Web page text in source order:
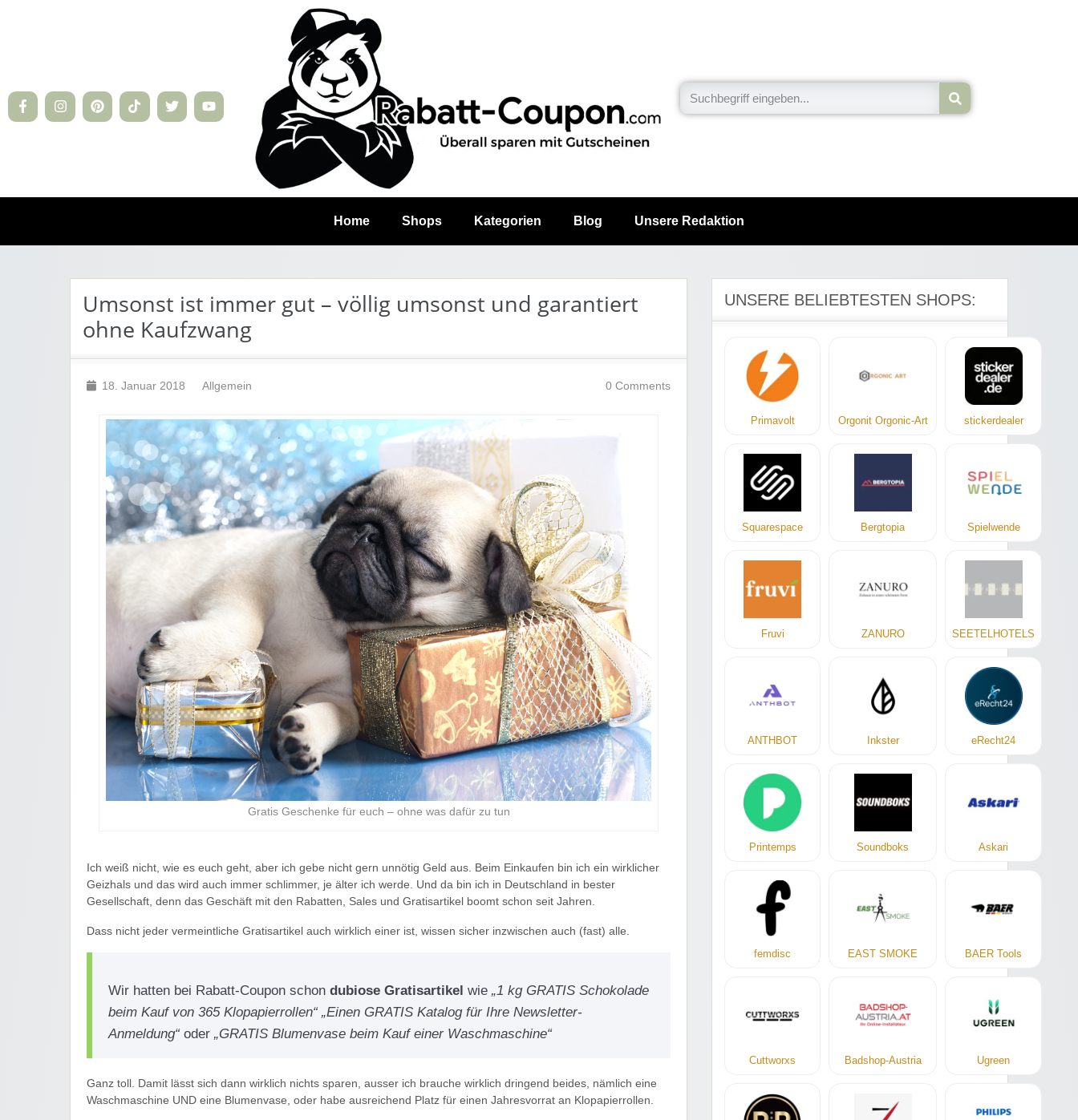
Home Shops Kategorien Blog Unsere Redaktion
Umsonst ist immer gut – völlig umsonst und garantiert
ohne Kaufzwang
18. Januar 2018 Allgemein 0 Comments
Gratis Geschenke für euch – ohne was dafür zu tun
Ich weiß nicht, wie es euch geht, aber ich gebe nicht gern unnötig Geld aus. Beim Einkaufen bin ich ein wirklicher
Geizhals und das wird auch immer schlimmer, je älter ich werde. Und da bin ich in Deutschland in bester
Gesellschaft, denn das Geschäft mit den Rabatten, Sales und Gratisartikel boomt schon seit Jahren.
Dass nicht jeder vermeintliche Gratisartikel auch wirklich einer ist, wissen sicher inzwischen auch (fast) alle.
Wir hatten bei Rabatt-Coupon schondubiose Gratisartikel wie„1 kg GRATIS Schokolade
beim Kauf von 365 Klopapierrollen“ „Einen GRATIS Katalog für Ihre Newsletter-
Anmeldung“ oder„GRATIS Blumenvase beim Kauf einer Waschmaschine“
Ganz toll. Damit lässt sich dann wirklich nichts sparen, ausser ich brauche wirklich dringend beides, nämlich eine
Waschmaschine UND eine Blumenvase, oder habe ausreichend Platz für einen Jahresvorrat an Klopapierrollen.
UNSERE BELIEBTESTEN SHOPS:
Primavolt Orgonit Orgonic-Art stickerdealer
Squarespace Bergtopia Spielwende
Fruvi ZANURO SEETELHOTELS
ANTHBOT Inkster eRecht24
Printemps Soundboks Askari
femdisc EAST SMOKE BAER Tools
Cuttworxs Badshop-Austria Ugreen